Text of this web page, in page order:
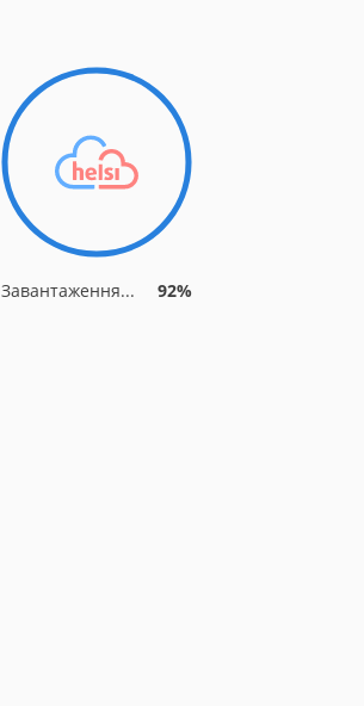
Завантаження... 92%